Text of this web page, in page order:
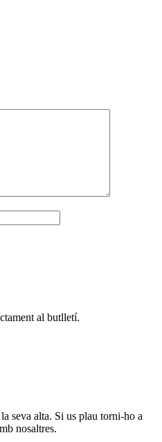
al butlletí.
seva alta. Si us plau torni-ho a
nosaltres.